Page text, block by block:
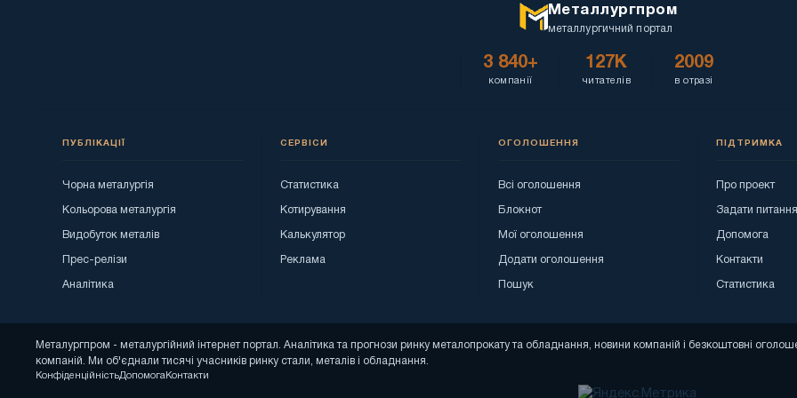
Металлургпром
металлургичний портал
3 840+
компанії
127K
читателів
2009
в отразі
ПУБЛІКАЦІЇ
Чорна металургія
Кольорова металургія
Видобуток металів
Прес-релізи
Аналітика
СЕРВІСИ
Статистика
Котирування
Калькулятор
Реклама
ОГОЛОШЕННЯ
Всі оголошення
Блокнот
Мої оголошення
Додати оголошення
Пошук
ПІДТРИМКА
Про проект
Задати питання
Допомога
Контакти
Статистика
Металургпром - металургійний інтернет портал. Аналітика та прогнози ринку металопрокату та обладнання, новини компаній і безкоштовні
компаній. Ми об'єднали тисячі учасників ринку стали, металів і обладнання.
КонфіденційністьДопомога Контакти